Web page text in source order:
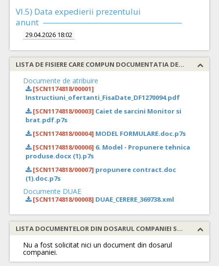
VI.5) Data expedierii prezentului
anunt
29.04.2026 18:02
LISTA DE FISIERE CARE COMPUN DOCUMENTATIA DE ATRIBUIRE
Documente de atribuire
[SCN1174818/00001]
Instructiuni_ofertanti_FisaDate_DF1270094.pdf
[SCN1174818/00003] Caiet de sarcini Monitor si
brat.pdf.p7s
[SCN1174818/00004] MODEL FORMULARE.doc.p7s
[SCN1174818/00006] 6. Model - Propunere tehnica
produse.docx (1).p7s
[SCN1174818/00007] propunere contract.doc
(1).doc.p7s
Documente DUAE
[SCN1174818/00008] DUAE_CERERE_369738.xml
LISTA DOCUMENTELOR DIN DOSARUL COMPANIEI SOLICITATE
Nu a fost solicitat nici un document din dosarul
companiei.